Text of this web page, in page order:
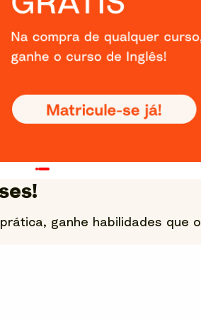
ganhe habilidades que